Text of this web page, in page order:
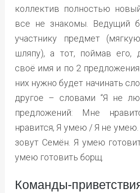
коллектив полностью
все не знакомы. Ведущий
участнику предмет
шляпу), а тот, поймав его,
своё имя и по 2
них нужно будет начинать
другое – словами “Я не
предложений: Мне
нравится, Я умею / Я не
зовут Семён. Я умею
умею готовить борщ.
Команды-